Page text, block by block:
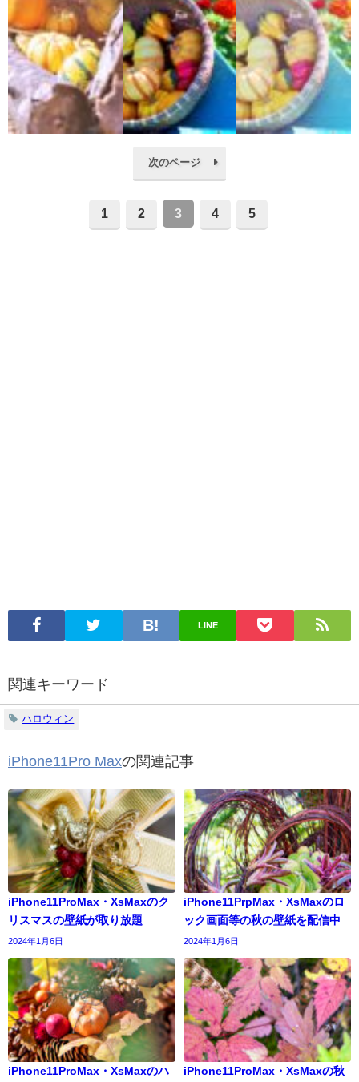
次のページ
1 2 3 4 5
LINE
関連キーワード
ハロウィン
iPhone11Pro Maxの関連記事
iPhone11ProMax・XsMaxのク
リスマスの壁紙が取り放題
2024年1月6日
iPhone11PrpMax・XsMaxのロ
ック画面等の秋の壁紙を配信中
2024年1月6日
iPhone11ProMax・XsMaxのハ
iPhone11ProMax・XsMaxの秋